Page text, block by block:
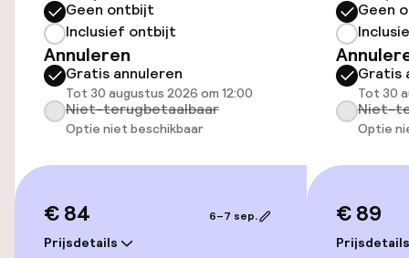
Zwemmen & wellness
Fitnessruimte / gym
Gratis wifi
TV lounge
Geen ontbijt
Inclusief ontbijt
Annuleren
Gratis annuleren
Tot 30 augustus 2026 om 12:00
Niet-terugbetaalbaar
Optie niet beschikbaar
€ 84
Prijsdetails
6–7 sep.
Geen
Gratis
Tot 30
Niet-
Optie
€ 89
Prijsdetails